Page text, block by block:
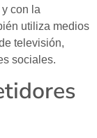
con la
utiliza medios
televisión,
sociales.